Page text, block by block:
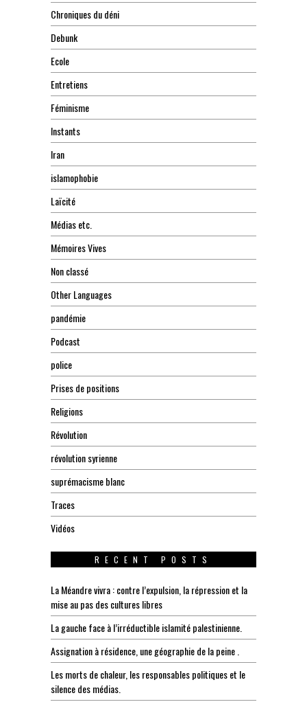
Chroniques du déni
Debunk
Ecole
Entretiens
Féminisme
Instants
Iran
islamophobie
Laïcité
Médias etc.
Mémoires Vives
Non classé
Other Languages
pandémie
Podcast
police
Prises de positions
Religions
Révolution
révolution syrienne
suprémacisme blanc
Traces
Vidéos
RECENT POSTS
La Méandre vivra : contre l’expulsion, la répression et la
mise au pas des cultures libres
La gauche face à l’irréductible islamité palestinienne.
Assignation à résidence, une géographie de la peine .
Les morts de chaleur, les responsables politiques et le
silence des médias.